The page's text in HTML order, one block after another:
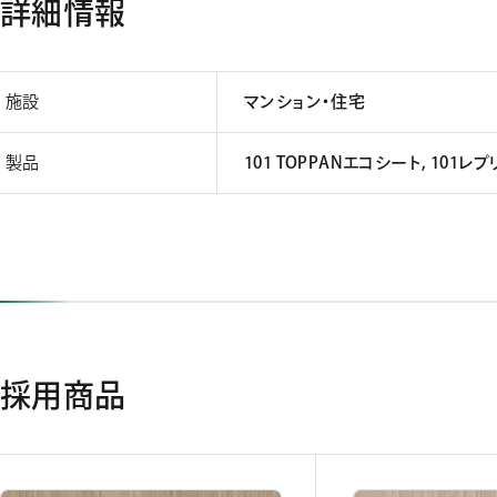
詳細情報
施設 マンション・住宅
製品 101 TOPPANエコシート, 101レプ
採用商品